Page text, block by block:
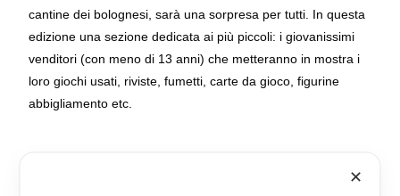
cantine dei bolognesi, sarà una sorpresa per tutti. In questa
edizione una sezione dedicata ai più piccoli: i giovanissimi
venditori (con meno di 13 anni) che metteranno in mostra i
loro giochi usati, riviste, fumetti, carte da gioco, figurine
abbigliamento etc.
✕